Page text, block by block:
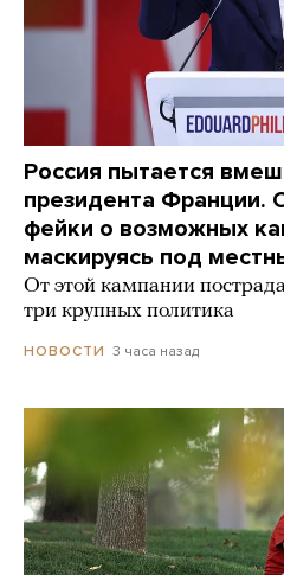
Россия пытается
президента Франции.
фейки о возможных
маскируясь под
От этой кампании
три крупных политика
НОВОСТИ 3 часа назад